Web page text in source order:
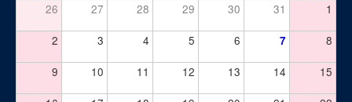
26
27 28 29 30 31 1
2 3 4 5 6 7 8
9 10 11 12 13 14 15